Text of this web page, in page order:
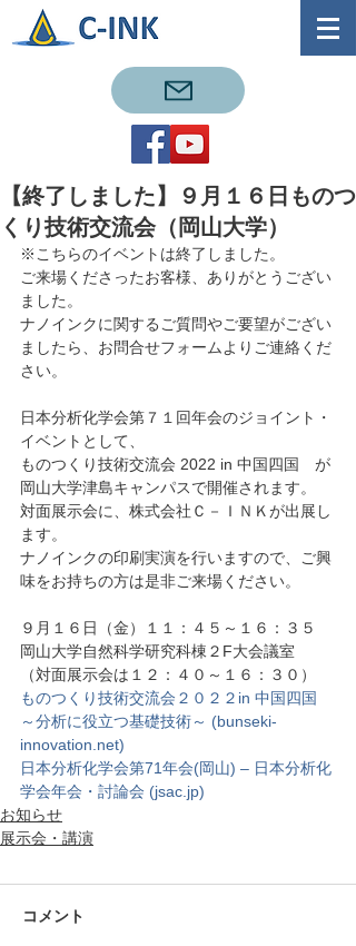
【終了しました】９月１６日ものつ
くり技術交流会（岡山大学）
※こちらのイベントは終了しました。
ご来場くださったお客様、ありがとうござい
ました。
ナノインクに関するご質問やご要望がござい
ましたら、お問合せフォームよりご連絡くだ
さい。
日本分析化学会第７１回年会のジョイント・
イベントとして、
ものつくり技術交流会 2022 in 中国四国　が
岡山大学津島キャンパスで開催されます。
対面展示会に、株式会社Ｃ－ＩＮＫが出展し
ます。
ナノインクの印刷実演を行いますので、ご興
味をお持ちの方は是非ご来場ください。
９月１６日（金）１１：４５～１６：３５
岡山大学自然科学研究科棟２F大会議室
（対面展示会は１２：４０～１６：３０）
ものつくり技術交流会２０２２in 中国四国
～分析に役立つ基礎技術～ (bunseki-
innovation.net)
日本分析化学会第71年会(岡山) – 日本分析化
学会年会・討論会 (jsac.jp)
お知らせ
展示会・講演
コメント